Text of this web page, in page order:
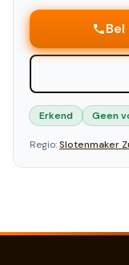
Erkend Geen
Regio:Slotenmaker